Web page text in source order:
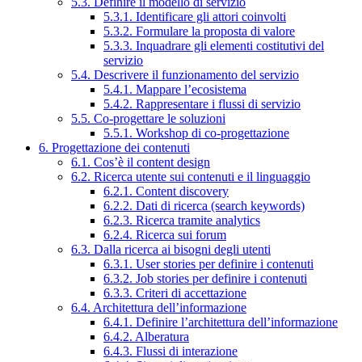
5.3.1. Identificare gli attori coinvolti
5.3.2. Formulare la proposta di valore
5.3.3. Inquadrare gli elementi costitutivi del
servizio
5.4. Descrivere il funzionamento del servizio
5.4.1. Mappare l’ecosistema
5.4.2. Rappresentare i flussi di servizio
5.5. Co-progettare le soluzioni
5.5.1. Workshop di co-progettazione
6. Progettazione dei contenuti
6.1. Cos’è il content design
6.2. Ricerca utente sui contenuti e il linguaggio
6.2.1. Content discovery
6.2.2. Dati di ricerca (search keywords)
6.2.3. Ricerca tramite analytics
6.2.4. Ricerca sui forum
6.3. Dalla ricerca ai bisogni degli utenti
6.3.1. User stories per definire i contenuti
6.3.2. Job stories per definire i contenuti
6.3.3. Criteri di accettazione
6.4. Architettura dell’informazione
6.4.1. Definire l’architettura dell’informazione
6.4.2. Alberatura
6.4.3. Flussi di interazione